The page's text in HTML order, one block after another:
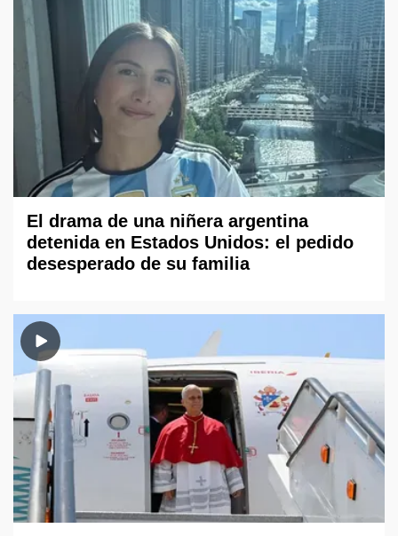
El drama de una niñera argentina
detenida en Estados Unidos: el pedido
desesperado de su familia